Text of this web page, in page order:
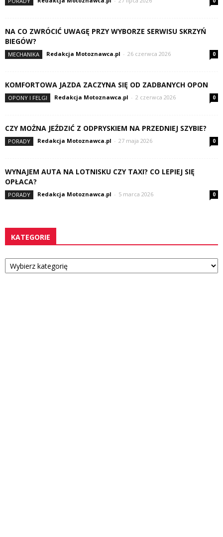
NA CO ZWRÓCIĆ UWAGĘ PRZY WYBORZE SERWISU SKRZYŃ
BIEGÓW?
MECHANIKA Redakcja Motoznawca.pl - 26 czerwca 2026 0
KOMFORTOWA JAZDA ZACZYNA SIĘ OD ZADBANYCH OPON
OPONY I FELGI Redakcja Motoznawca.pl - 2 czerwca 2026 0
CZY MOŻNA JEŹDZIĆ Z ODPRYSKIEM NA PRZEDNIEJ SZYBIE?
PORADY Redakcja Motoznawca.pl - 27 maja 2026 0
WYNAJEM AUTA NA LOTNISKU CZY TAXI? CO LEPIEJ SIĘ
OPŁACA?
PORADY Redakcja Motoznawca.pl - 5 marca 2026 0
KATEGORIE
Kategorie